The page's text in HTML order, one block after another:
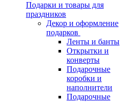
Подарки и товары для
праздников
Декор и оформление
подарков
Ленты и банты
Открытки и
конверты
Подарочные
коробки и
наполнители
Подарочные